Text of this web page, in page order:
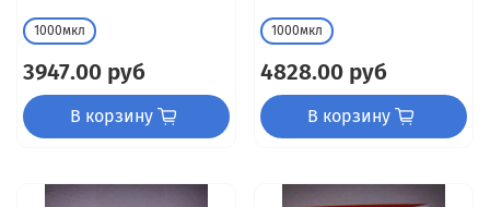
1000мкл
3947.00 руб
В корзину
1000мкл
4828.00 руб
В корзину